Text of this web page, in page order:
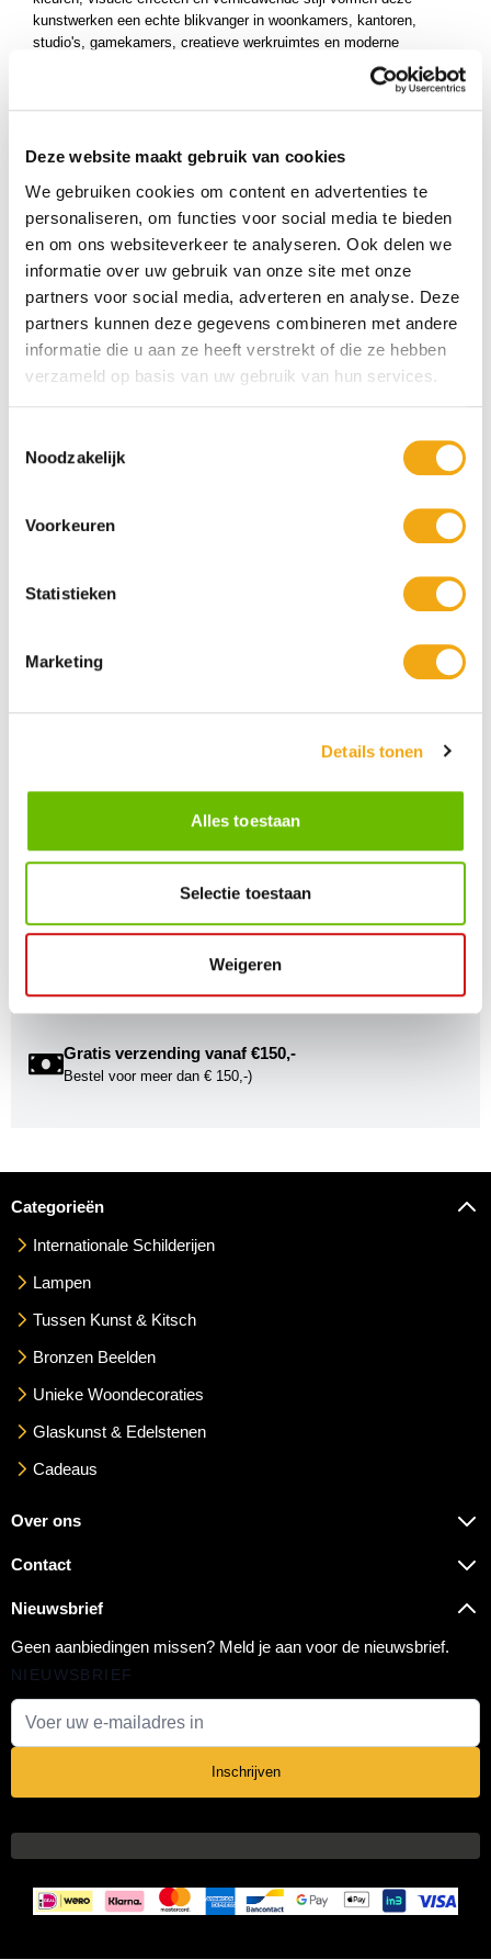
Deze website maakt gebruik van cookies
We gebruiken cookies om content en advertenties te
personaliseren, om functies voor social media te bieden
en om ons websiteverkeer te analyseren. Ook delen we
informatie over uw gebruik van onze site met onze
partners voor social media, adverteren en analyse. Deze
partners kunnen deze gegevens combineren met andere
informatie die u aan ze heeft verstrekt of die ze hebben
verzameld op basis van uw gebruik van hun services.
Noodzakelijk
Voorkeuren
Statistieken
Marketing
Details tonen
Alles toestaan
Selectie toestaan
Weigeren
kunstwerken een echte blikvanger in woonkamers, kantoren,
studio's, gamekamers, creatieve werkruimtes en moderne
samenkomen. Laat u inspireren door deze vooruitstrevende
kunstvorm en ontdek een uniek schilderij dat uw interieur verrijkt
met creativiteit, energie en een eigentijdse uitstraling.
vakkundige klantenservice klaar.
Onze Bronzen Beelden die met vuur tot leven worden
Kunstuwel Community
exclusieve uitnodigingen voor exposities én ontdek de
mogelijkheden om uw kunst via Kunstuwel.nl te presenteren.
Gratis verzending vanaf €150,-
Bestel voor meer dan € 150,-)
Categorieën
Internationale Schilderijen
Lampen
Tussen Kunst & Kitsch
Bronzen Beelden
Unieke Woondecoraties
Glaskunst & Edelstenen
Cadeaus
Over ons
Contact
Nieuwsbrief
Geen aanbiedingen missen? Meld je aan voor de nieuwsbrief.
NIEUWSBRIEF
Inschrijven